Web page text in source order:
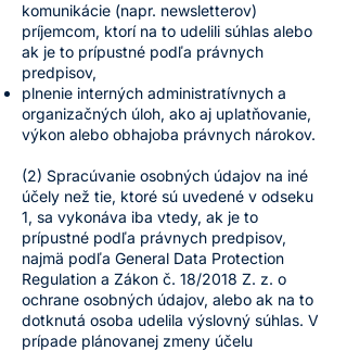
komunikácie (napr. newsletterov)
príjemcom, ktorí na to udelili súhlas alebo
ak je to prípustné podľa právnych
predpisov,
plnenie interných administratívnych a
organizačných úloh, ako aj uplatňovanie,
výkon alebo obhajoba právnych nárokov.
(2) Spracúvanie osobných údajov na iné
účely než tie, ktoré sú uvedené v odseku
1, sa vykonáva iba vtedy, ak je to
prípustné podľa právnych predpisov,
najmä podľa General Data Protection
Regulation a Zákon č. 18/2018 Z. z. o
ochrane osobných údajov, alebo ak na to
dotknutá osoba udelila výslovný súhlas. V
prípade plánovanej zmeny účelu